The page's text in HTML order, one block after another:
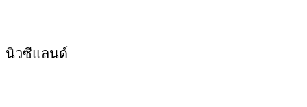
นิวซีแลนด์